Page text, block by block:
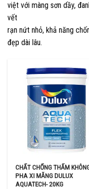
việt với màng sơn dầy,
vết
rạn nứt nhỏ, khả năng
đẹp dài lâu.
CHẤT CHỐNG THẤM
PHA XI MĂNG DULUX
AQUATECH- 20KG